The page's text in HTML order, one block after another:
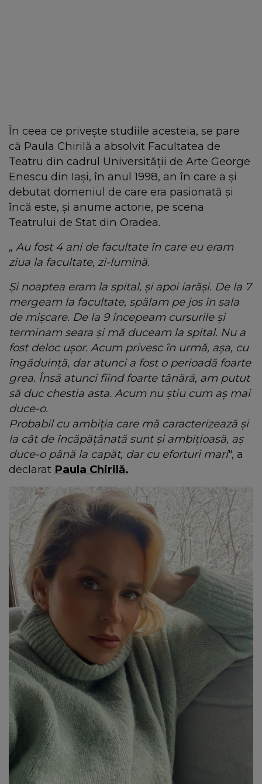
În ceea ce privește studiile acesteia, se pare
că Paula Chirilă a absolvit Facultatea de
Teatru din cadrul Universității de Arte George
Enescu din Iași, în anul 1998, an în care a și
debutat domeniul de care era pasionată și
încă este, și anume actorie, pe scena
Teatrului de Stat din Oradea.
„ Au fost 4 ani de facultate în care eu eram
ziua la facultate, zi-lumină.
Și noaptea eram la spital, și apoi iarăși. De la 7
mergeam la facultate, spălam pe jos în sala
de mișcare. De la 9 începeam cursurile și
terminam seara și mă duceam la spital. Nu a
fost deloc ușor. Acum privesc în urmă, așa, cu
îngăduință, dar atunci a fost o perioadă foarte
grea. Însă atunci fiind foarte tânără, am putut
să duc chestia asta. Acum nu știu cum aș mai
duce-o.
Probabil cu ambiția care mă caracterizează și
la cât de încăpățânată sunt și ambițioasă, aș
duce-o până la capăt, dar cu eforturi mari", a
declarat Paula Chirilă.